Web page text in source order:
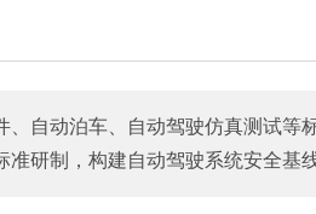
、自动泊车、自动驾驶仿真测试等
研制，构建自动驾驶系统安全基线